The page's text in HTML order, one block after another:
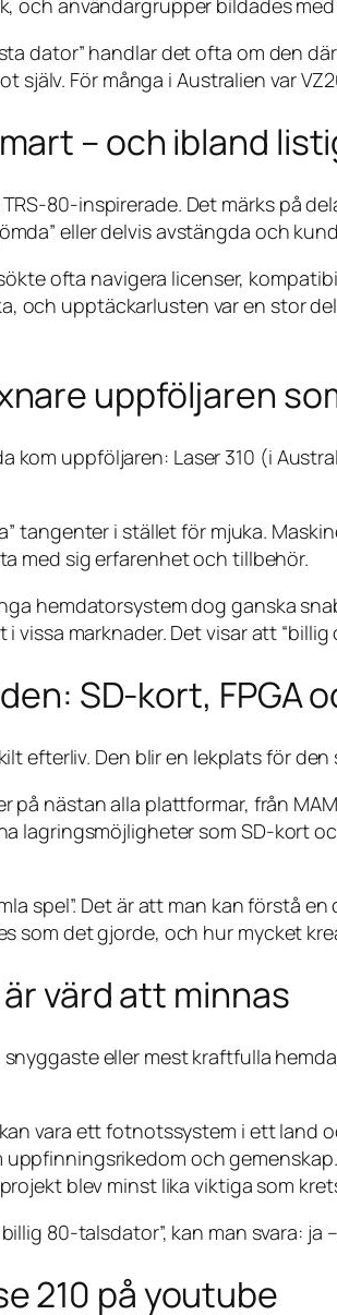
dator” handlar det ofta om den
själv. För många i Australien var
– och ibland
80-inspirerade. Det märks på
eller delvis avstängda och
ofta navigera licenser,
och upptäckarlusten var en stor
uppföljaren
kom uppföljaren: Laser 310 (i
tangenter i stället för mjuka.
med sig erfarenhet och tillbehör.
hemdatorsystem dog ganska
marknader. Det visar att “billig
SD-kort, FPGA
efterliv. Den blir en lekplats för
på nästan alla plattformar, från
lagringsmöjligheter som SD-kort
spel”. Det är att man kan förstå
som det gjorde, och hur mycket
värd att minnas
eller mest kraftfulla
vara ett fotnotssystem i ett land
och
blev minst lika viktiga som
80-talsdator”, kan man svara:
210 på youtube